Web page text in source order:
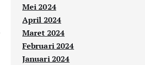
Mei 2024
April 2024
Maret 2024
Februari 2024
Januari 2024